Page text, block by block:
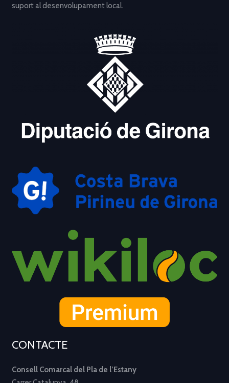
suport al desenvolupament local.
CONTACTE
Consell Comarcal del Pla de l’Estany